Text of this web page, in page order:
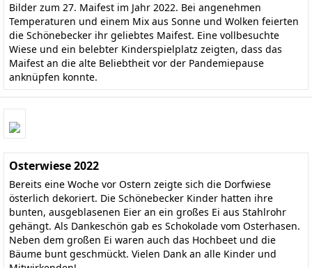
Bilder zum 27. Maifest im Jahr 2022. Bei angenehmen
Temperaturen und einem Mix aus Sonne und Wolken feierten
die Schönebecker ihr geliebtes Maifest. Eine vollbesuchte
Wiese und ein belebter Kinderspielplatz zeigten, dass das
Maifest an die alte Beliebtheit vor der Pandemiepause
anknüpfen konnte.
Osterwiese 2022
Bereits eine Woche vor Ostern zeigte sich die Dorfwiese
österlich dekoriert. Die Schönebecker Kinder hatten ihre
bunten, ausgeblasenen Eier an ein großes Ei aus Stahlrohr
gehängt. Als Dankeschön gab es Schokolade vom Osterhasen.
Neben dem großen Ei waren auch das Hochbeet und die
Bäume bunt geschmückt. Vielen Dank an alle Kinder und